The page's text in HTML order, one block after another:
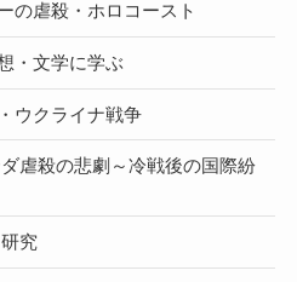
の虐殺・ホロコースト
・文学に学ぶ
ウクライナ戦争
虐殺の悲劇～冷戦後の国際紛
究